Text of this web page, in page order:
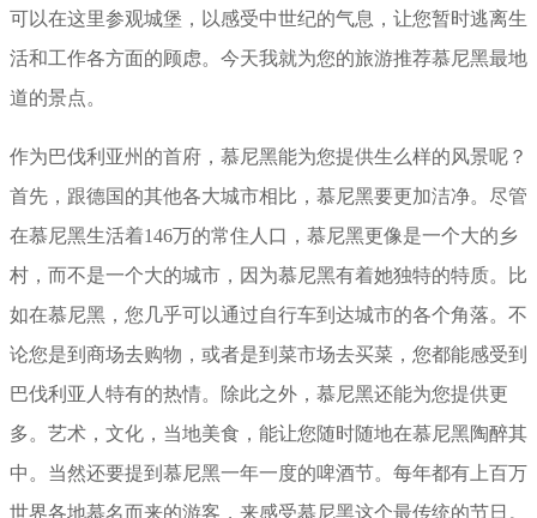
可以在这里参观城堡，以感受中世纪的气息，让您暂时逃离生
活和工作各方面的顾虑。今天我就为您的旅游推荐慕尼黑最地
道的景点。
作为巴伐利亚州的首府，慕尼黑能为您提供生么样的风景呢？
首先，跟德国的其他各大城市相比，慕尼黑要更加洁净。尽管
在慕尼黑生活着146万的常住人口，慕尼黑更像是一个大的乡
村，而不是一个大的城市，因为慕尼黑有着她独特的特质。比
如在慕尼黑，您几乎可以通过自行车到达城市的各个角落。不
论您是到商场去购物，或者是到菜市场去买菜，您都能感受到
巴伐利亚人特有的热情。除此之外，慕尼黑还能为您提供更
多。艺术，文化，当地美食，能让您随时随地在慕尼黑陶醉其
中。当然还要提到慕尼黑一年一度的啤酒节。每年都有上百万
世界各地慕名而来的游客，来感受慕尼黑这个最传统的节日。